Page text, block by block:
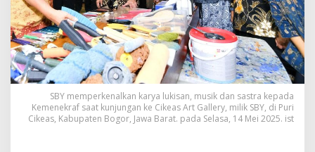
k
e
a
s
A
r
t
G
a
l
SBY memperkenalkan karya lukisan, musik dan sastra kepada
Kemenekraf saat kunjungan ke Cikeas Art Gallery, milik SBY, di Puri
Cikeas, Kabupaten Bogor, Jawa Barat. pada Selasa, 14 Mei 2025. ist